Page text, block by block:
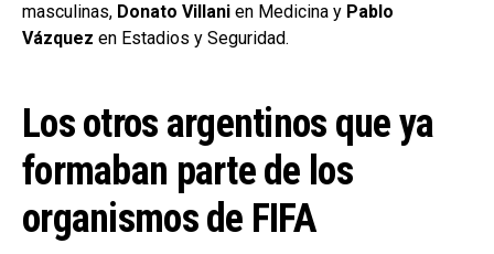
masculinas, Donato Villani en Medicina y Pablo
Vázquez en Estadios y Seguridad.
Los otros argentinos que ya
formaban parte de los
organismos de FIFA